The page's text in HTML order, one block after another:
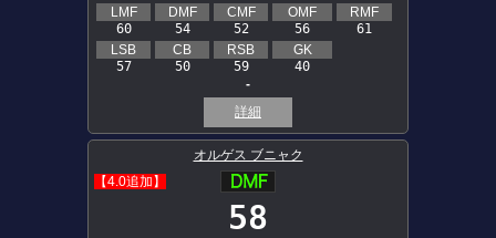
LMF
60
DMF
54
CMF
52
OMF
56
RMF
61
LSB
57
CB
50
RSB
59
GK
40
-
詳細
オルゲス ブニャク
【4.0追加】
58